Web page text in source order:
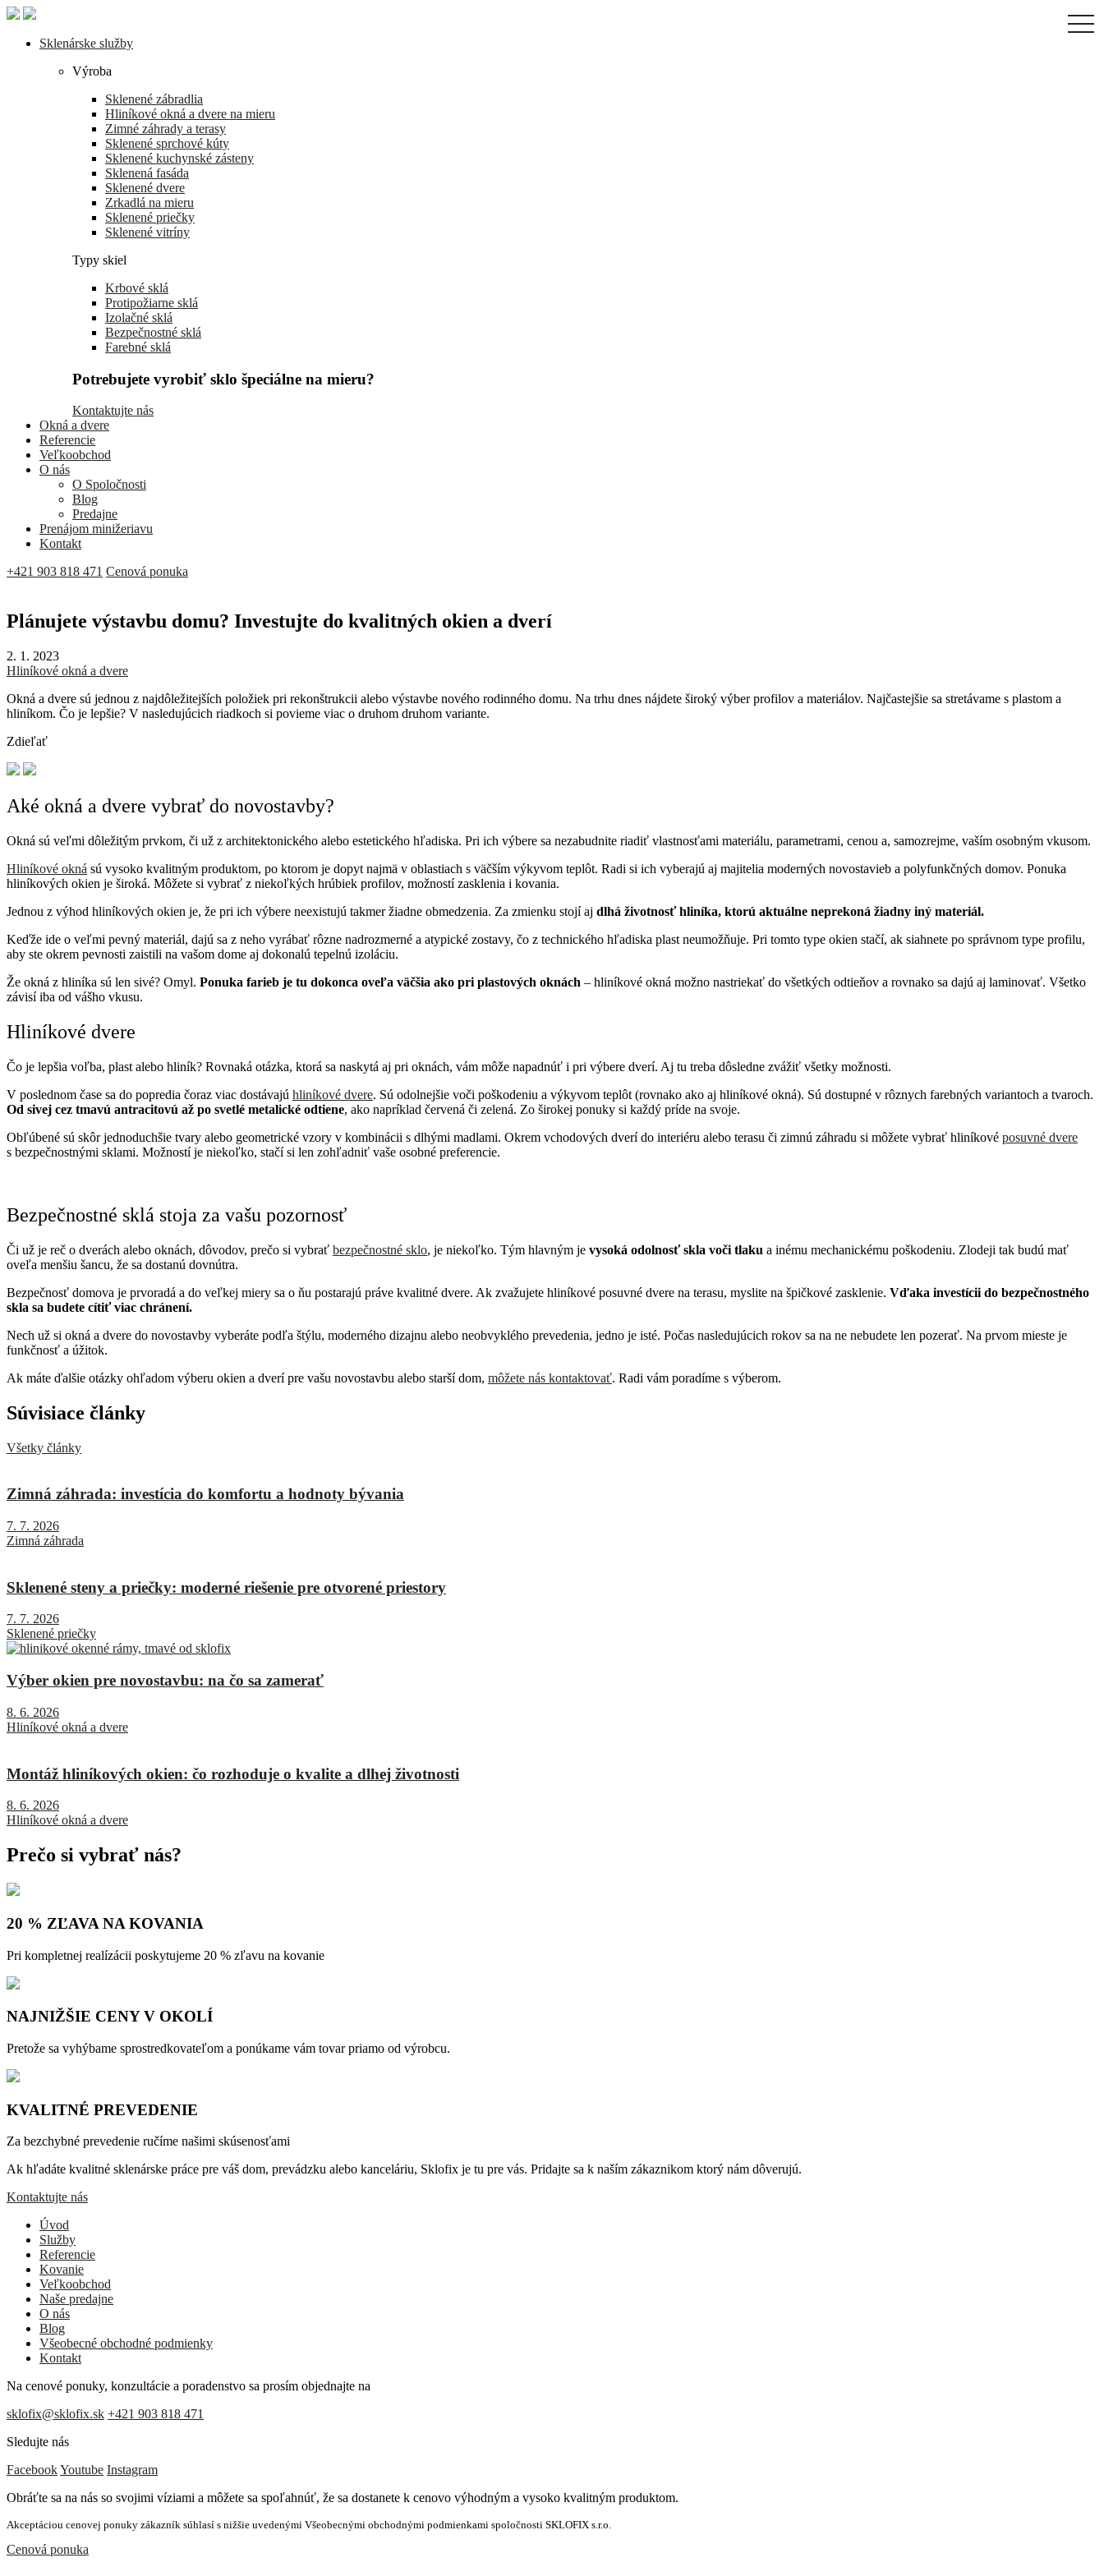
Skip
Sklenárske služby
Výroba
Sklenené zábradlia
Hliníkové okná a dvere na mieru
Zimné záhrady a terasy
Sklenené sprchové kúty
Sklenené kuchynské zásteny
Sklenená fasáda
Sklenené dvere
Zrkadlá na mieru
Sklenené priečky
Sklenené vitríny
Typy skiel
Krbové sklá
Protipožiarne sklá
Izolačné sklá
Bezpečnostné sklá
Farebné sklá
Potrebujete vyrobiť sklo špeciálne na mieru?
Kontaktujte nás
Okná a dvere
Referencie
Veľkoobchod
O nás
O Spoločnosti
Blog
Predajne
Prenájom minižeriavu
Kontakt
+421 903 818 471 Cenová ponuka
Plánujete výstavbu domu? Investujte do kvalitných okien a dverí
2. 1. 2023
Hliníkové okná a dvere
Okná a dvere sú jednou z najdôležitejších položiek pri rekonštrukcii alebo výstavbe nového rodinného domu. Na trhu dnes nájdete široký výber profilov a materiálov. Najčastejšie sa stretávame s plastom a
hliníkom. Čo je lepšie? V nasledujúcich riadkoch si povieme viac o druhom druhom variante.
Zdieľať
Aké okná a dvere vybrať do novostavby?
Okná sú veľmi dôležitým prvkom, či už z architektonického alebo estetického hľadiska. Pri ich výbere sa nezabudnite riadiť vlastnosťami materiálu, parametrami, cenou a, samozrejme, vaším osobným vkusom.
Hliníkové okná sú vysoko kvalitným produktom, po ktorom je dopyt najmä v oblastiach s väčším výkyvom teplôt. Radi si ich vyberajú aj majitelia moderných novostavieb a polyfunkčných domov. Ponuka
hliníkových okien je široká. Môžete si vybrať z niekoľkých hrúbiek profilov, možností zasklenia i kovania.
Jednou z výhod hliníkových okien je, že pri ich výbere neexistujú takmer žiadne obmedzenia. Za zmienku stojí aj dlhá životnosť hliníka, ktorú aktuálne neprekoná žiadny iný materiál.
Keďže ide o veľmi pevný materiál, dajú sa z neho vyrábať rôzne nadrozmerné a atypické zostavy, čo z technického hľadiska plast neumožňuje. Pri tomto type okien stačí, ak siahnete po správnom type profilu,
aby ste okrem pevnosti zaistili na vašom dome aj dokonalú tepelnú izoláciu.
Že okná z hliníka sú len sivé? Omyl. Ponuka farieb je tu dokonca oveľa väčšia ako pri plastových oknách – hliníkové okná možno nastriekať do všetkých odtieňov a rovnako sa dajú aj laminovať. Všetko
závisí iba od vášho vkusu.
Hliníkové dvere
Čo je lepšia voľba, plast alebo hliník? Rovnaká otázka, ktorá sa naskytá aj pri oknách, vám môže napadnúť i pri výbere dverí. Aj tu treba dôsledne zvážiť všetky možnosti.
V poslednom čase sa do popredia čoraz viac dostávajú hliníkové dvere. Sú odolnejšie voči poškodeniu a výkyvom teplôt (rovnako ako aj hliníkové okná). Sú dostupné v rôznych farebných variantoch a tvaroch.
Od sivej cez tmavú antracitovú až po svetlé metalické odtiene, ako napríklad červená či zelená. Zo širokej ponuky si každý príde na svoje.
Obľúbené sú skôr jednoduchšie tvary alebo geometrické vzory v kombinácii s dlhými madlami. Okrem vchodových dverí do interiéru alebo terasu či zimnú záhradu si môžete vybrať hliníkové posuvné dvere
s bezpečnostnými sklami. Možností je niekoľko, stačí si len zohľadniť vaše osobné preferencie.
Bezpečnostné sklá stoja za vašu pozornosť
Či už je reč o dverách alebo oknách, dôvodov, prečo si vybrať bezpečnostné sklo, je niekoľko. Tým hlavným je vysoká odolnosť skla voči tlaku a inému mechanickému poškodeniu. Zlodeji tak budú mať
oveľa menšiu šancu, že sa dostanú dovnútra.
Bezpečnosť domova je prvoradá a do veľkej miery sa o ňu postarajú práve kvalitné dvere. Ak zvažujete hliníkové posuvné dvere na terasu, myslite na špičkové zasklenie. Vďaka investícii do bezpečnostného
skla sa budete cítiť viac chránení.
Nech už si okná a dvere do novostavby vyberáte podľa štýlu, moderného dizajnu alebo neobvyklého prevedenia, jedno je isté. Počas nasledujúcich rokov sa na ne nebudete len pozerať. Na prvom mieste je
funkčnosť a úžitok.
Ak máte ďalšie otázky ohľadom výberu okien a dverí pre vašu novostavbu alebo starší dom, môžete nás kontaktovať. Radi vám poradíme s výberom.
Súvisiace články
Všetky články
Zimná záhrada: investícia do komfortu a hodnoty bývania
7. 7. 2026
Zimná záhrada
Sklenené steny a priečky: moderné riešenie pre otvorené priestory
7. 7. 2026
Sklenené priečky
Výber okien pre novostavbu: na čo sa zamerať
8. 6. 2026
Hliníkové okná a dvere
Montáž hliníkových okien: čo rozhoduje o kvalite a dlhej životnosti
8. 6. 2026
Hliníkové okná a dvere
Prečo si vybrať nás?
20 % ZĽAVA NA KOVANIA
Pri kompletnej realízácii poskytujeme 20 % zľavu na kovanie
NAJNIŽŠIE CENY V OKOLÍ
Pretože sa vyhýbame sprostredkovateľom a ponúkame vám tovar priamo od výrobcu.
KVALITNÉ PREVEDENIE
Za bezchybné prevedenie ručíme našimi skúsenosťami
Ak hľadáte kvalitné sklenárske práce pre váš dom, prevádzku alebo kanceláriu, Sklofix je tu pre vás. Pridajte sa k naším zákaznikom ktorý nám dôverujú.
Kontaktujte nás
Úvod
Služby
Referencie
Kovanie
Veľkoobchod
Naše predajne
O nás
Blog
Všeobecné obchodné podmienky
Kontakt
Na cenové ponuky, konzultácie a poradenstvo sa prosím objednajte na
sklofix@sklofix.sk +421 903 818 471
Sledujte nás
FacebookYoutube Instagram
Obráťte sa na nás so svojimi víziami a môžete sa spoľahnúť, že sa dostanete k cenovo výhodným a vysoko kvalitným produktom.
Akceptáciou cenovej ponuky zákazník súhlasí s nižšie uvedenými Všeobecnými obchodnými podmienkami spoločnosti SKLOFIX s.r.o.
Cenová ponuka